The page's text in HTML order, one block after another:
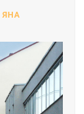
ЯНА